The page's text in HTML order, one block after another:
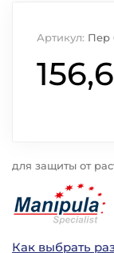
Артикул: Пер
для защиты от
Как выбрать